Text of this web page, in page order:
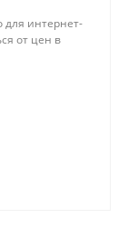
для интернет-
от цен в